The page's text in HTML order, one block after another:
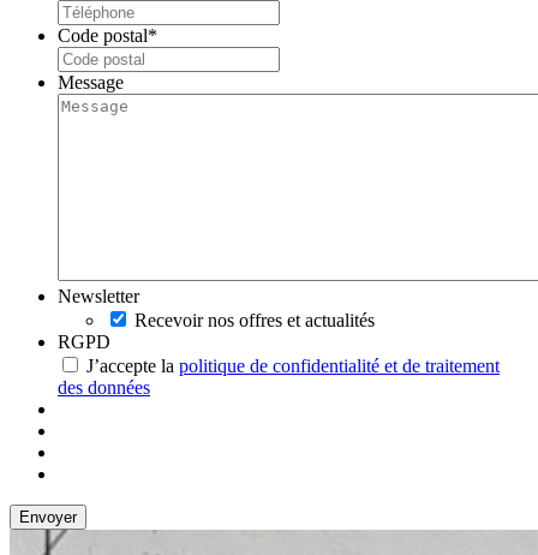
Code postal*
Message
Newsletter
Recevoir nos offres et actualités
RGPD
J’accepte la politique de confidentialité et de traitement
des données